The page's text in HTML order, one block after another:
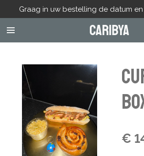
direct
naar
de
Caribya
Graag in uw bestelling de datum
€